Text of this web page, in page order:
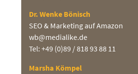
Dr. Wenke Bönisch
SEO & Marketing auf Amazon
wb@medialike.de
Tel: +49 (0)89 / 818 93 88 11
Marsha Kömpel